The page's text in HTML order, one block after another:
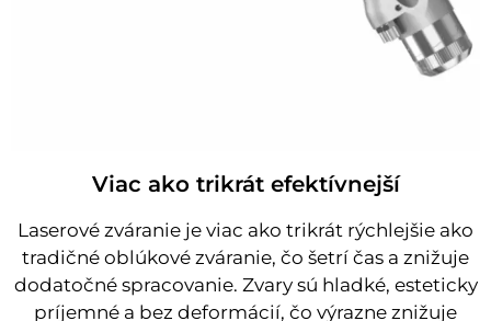
Viac ako trikrát efektívnejší
Laserové zváranie je viac ako trikrát rýchlejšie ako
tradičné oblúkové zváranie, čo šetrí čas a znižuje
dodatočné spracovanie. Zvary sú hladké, esteticky
príjemné a bez deformácií, čo výrazne znižuje